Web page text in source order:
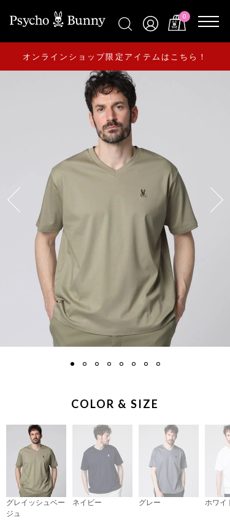
0
オンラインショップ限定アイテムはこちら！
COLOR & SIZE
グレイッシュベー
ジュ
ネイビー グレー ホワイト